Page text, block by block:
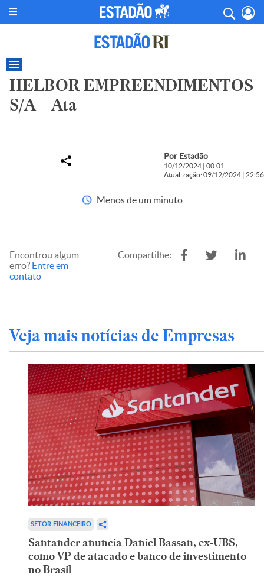
HELBOR EMPREENDIMENTOS
S/A – Ata
Por Estadão
10/12/2024 | 00:01
Atualização: 09/12/2024 | 22:56
Menos de um minuto
Encontrou algum
erro? Entre em
contato
Compartilhe:
Veja mais notícias de Empresas
SETOR FINANCEIRO
Santander anuncia Daniel Bassan, ex-UBS,
como VP de atacado e banco de investimento
no Brasil